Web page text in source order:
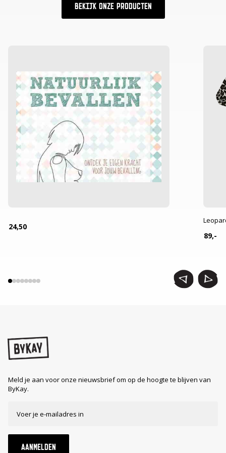
BEKIJK ONZE PRODUCTEN
24,50
89,-
Meld je aan voor onze nieuwsbrief om op de hoogte te blijven van
ByKay.
AANMELDEN